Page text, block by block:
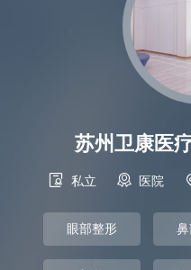
苏州卫康医
 私立  医院
眼部整形